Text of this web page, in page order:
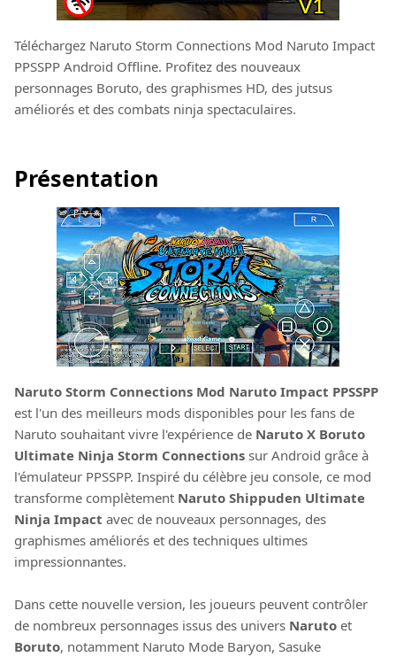
Téléchargez Naruto Storm Connections Mod Naruto Impact
PPSSPP Android Offline. Profitez des nouveaux
personnages Boruto, des graphismes HD, des jutsus
améliorés et des combats ninja spectaculaires.
Présentation
Naruto Storm Connections Mod Naruto Impact PPSSPP
est l'un des meilleurs mods disponibles pour les fans de
Naruto souhaitant vivre l'expérience de Naruto X Boruto
Ultimate Ninja Storm Connections sur Android grâce à
l'émulateur PPSSPP. Inspiré du célèbre jeu console, ce mod
transforme complètement Naruto Shippuden Ultimate
Ninja Impact avec de nouveaux personnages, des
graphismes améliorés et des techniques ultimes
impressionnantes.
Dans cette nouvelle version, les joueurs peuvent contrôler
de nombreux personnages issus des univers Naruto et
Boruto, notamment Naruto Mode Baryon, Sasuke